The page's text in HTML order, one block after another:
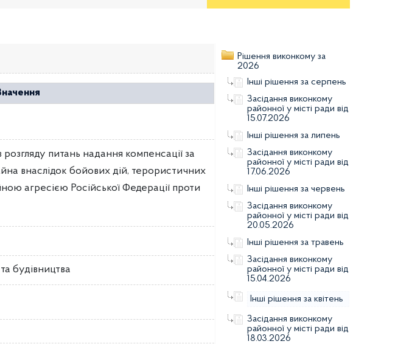
питань надання компенсації за
внаслідок бойових дій, терористичних
агресією Російської Федерації проти
будівництва
Рішення виконкому за
2026
Інші рішення за серпень
Засідання виконкому
районної у місті ради від
15.07.2026
Інші рішення за липень
Засідання виконкому
районної у місті ради від
17.06.2026
Інші рішення за червень
Засідання виконкому
районної у місті ради від
20.05.2026
Інші рішення за травень
Засідання виконкому
районної у місті ради від
15.04.2026
Інші рішення за квітень
Засідання виконкому
районної у місті ради від
18.03.2026